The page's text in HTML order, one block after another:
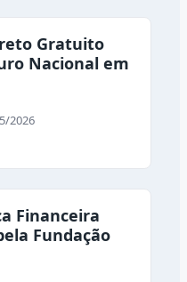
Gratuito
Nacional em
2026
Financeira
Fundação